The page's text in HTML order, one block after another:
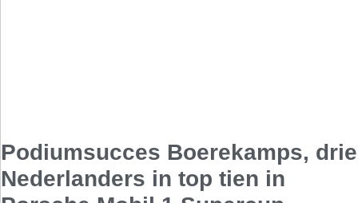
Podiumsucces Boerekamps, drie
Nederlanders in top tien in